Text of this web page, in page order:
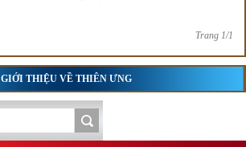
Trang 1/1
GIỚI THIỆU VỀ THIÊN ƯNG